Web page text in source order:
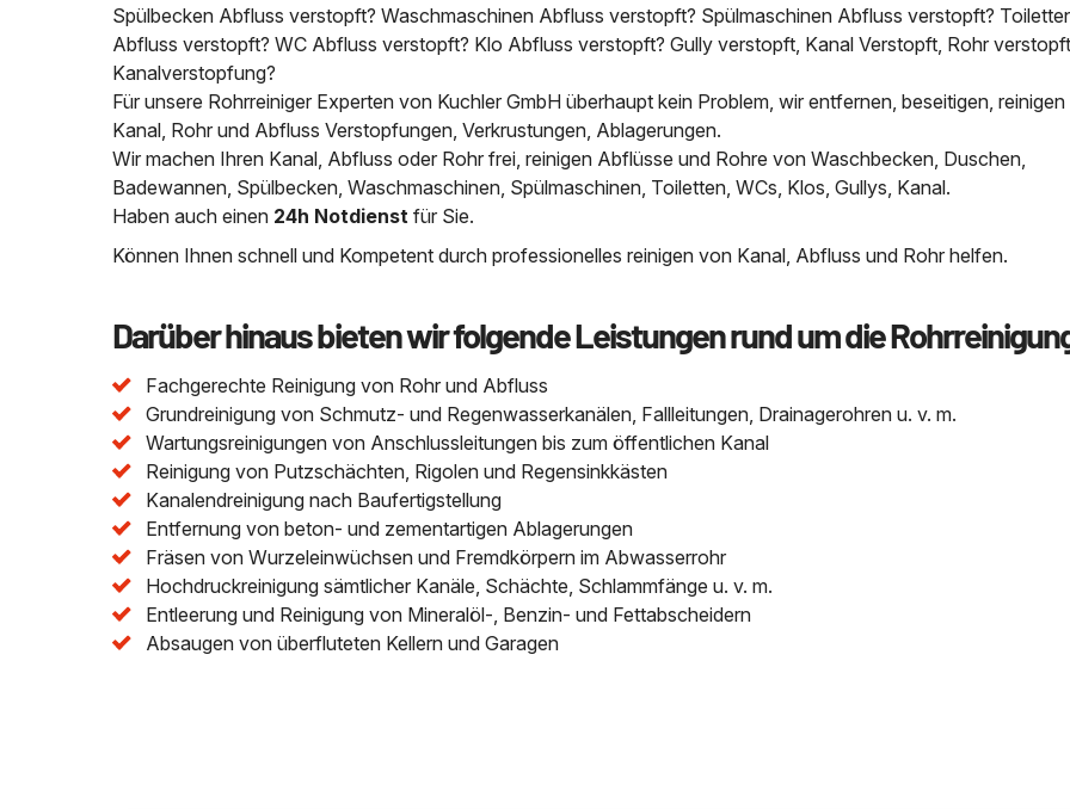
Spülbecken Abfluss verstopft? Waschmaschinen Abfluss verstopft? Spülmaschinen Abfluss verstopft?
Abfluss verstopft? WC Abfluss verstopft? Klo Abfluss verstopft? Gully verstopft, Kanal Verstopft, Rohr
Kanalverstopfung?
Für unsere Rohrreiniger Experten von Kuchler GmbH überhaupt kein Problem, wir entfernen, beseitigen, reinigen
Kanal, Rohr und Abfluss Verstopfungen, Verkrustungen, Ablagerungen.
Wir machen Ihren Kanal, Abfluss oder Rohr frei, reinigen Abflüsse und Rohre von Waschbecken, Duschen,
Badewannen, Spülbecken, Waschmaschinen, Spülmaschinen, Toiletten, WCs, Klos, Gullys, Kanal.
Haben auch einen 24h Notdienst für Sie.
Können Ihnen schnell und Kompetent durch professionelles reinigen von Kanal, Abfluss und Rohr helfen.
Darüber hinaus bieten wir folgende Leistungen rund um die
Fachgerechte Reinigung von Rohr und Abfluss
Grundreinigung von Schmutz- und Regenwasserkanälen, Fallleitungen, Drainagerohren u. v. m.
Wartungsreinigungen von Anschlussleitungen bis zum öffentlichen Kanal
Reinigung von Putzschächten, Rigolen und Regensinkkästen
Kanalendreinigung nach Baufertigstellung
Entfernung von beton- und zementartigen Ablagerungen
Fräsen von Wurzeleinwüchsen und Fremdkörpern im Abwasserrohr
Hochdruckreinigung sämtlicher Kanäle, Schächte, Schlammfänge u. v. m.
Entleerung und Reinigung von Mineralöl-, Benzin- und Fettabscheidern
Absaugen von überfluteten Kellern und Garagen